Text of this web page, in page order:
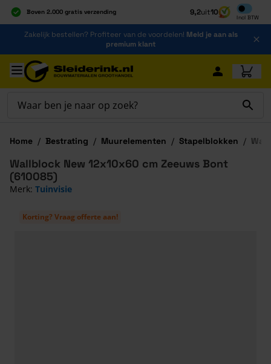
Boven 2.000 gratis verzending
Al 40 jaar dé specialist
Alles onder één dak
9,2uit10
Incl BTW
Inclusief
Ga naar de inhoud
Zakelijk bestellen? Profiteer van de voordelen! Meld je aan als
premium klant
Ga naar hoofdinhoud
Home / Bestrating / Muurelementen / Stapelblokken /
Korting? Vraag offerte aan!
Wallblock New 12x10x60 cm Zeeuws Bont
(610085)
Merk: Tuinvisie